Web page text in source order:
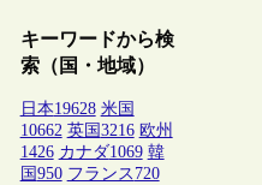
キーワードから検
索（国・地域）
日本19628 米国
10662 英国 3216 欧州
1426 カナダ1069 韓
国 950 フランス 720